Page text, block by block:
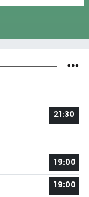
21:30
19:00
19:00